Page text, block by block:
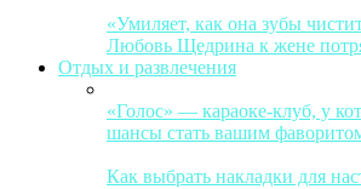
«Умиляет, как она зубы
Любовь Щедрина к жене
Отдых и развлечения
«Голос» — караоке-клуб, у
шансы стать вашим
Как выбрать накладки для